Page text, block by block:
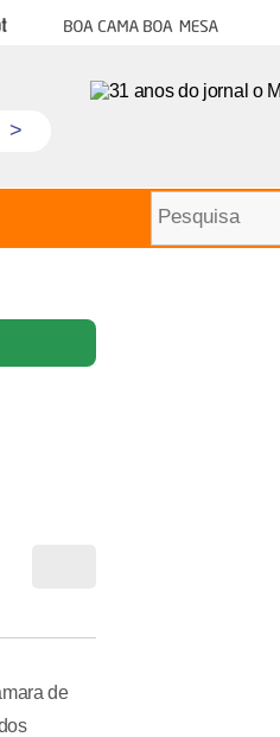
Boa cama boa mesa
>
de